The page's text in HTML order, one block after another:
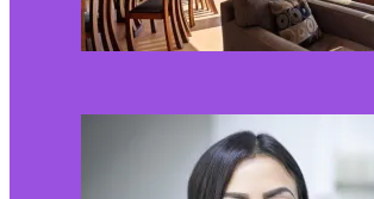
Kaip miegamojo
atmosfera veikia odos
senėjimą?